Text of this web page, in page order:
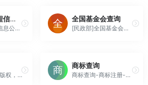
中国审判流程信息公开网
中国审判流程信息公开网提供全国范围内案件信息一站式服务，从立案、确定审判人员、庭审、裁判、送达全流程公开，充分满足人民群众日益增长的司法需求，保障案件当事人和社会公众对司法工作的知情权、参与权和监督权。
全国基金会查询
[民政部]全国基金会查询
360查字体-查版权，免纠纷
商标查询
商标查询-商标注册-商标注册查询网-权明星